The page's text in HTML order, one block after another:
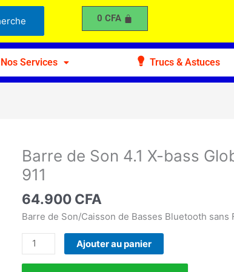
0 CFA
Nos Services Trucs & Astuces
Barre de Son 4.1 X-bass
911
64.900 CFA
Barre de Son/Caisson de Basses Bluetooth sans
quantité
de
Barre
de
Son
bass
Ajouter au panier
X-
bass
Globalstar